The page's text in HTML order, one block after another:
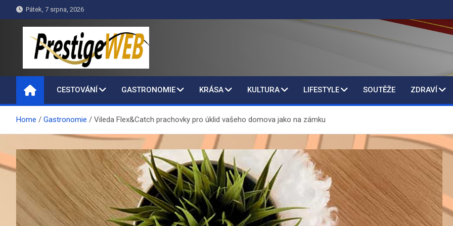
to
Pátek, 7 srpna, 2026
PrestigeWEB
CESTOVÁNÍ GASTRONOMIE KRÁSA KULTURA LIFESTYLE SOUTĚŽE ZDRAVÍ
Home Gastronomie Vileda Flex&Catch prachovky pro úklid vašeho domova jako na zámku